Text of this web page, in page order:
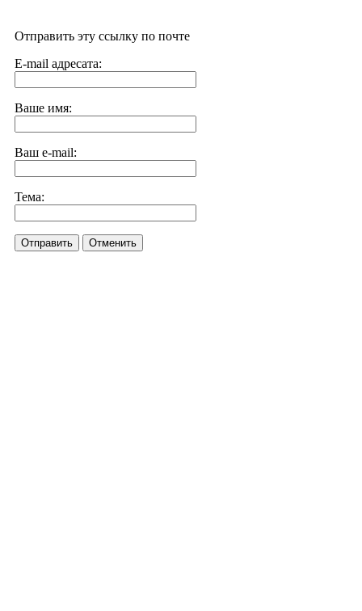
Отправить эту ссылку по почте
E-mail адресата:
Ваше имя:
Ваш e-mail:
Тема:
Отправить Отменить